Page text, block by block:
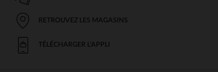
RETROUVEZ LES MAGASINS
TÉLÉCHARGER L'APPLI